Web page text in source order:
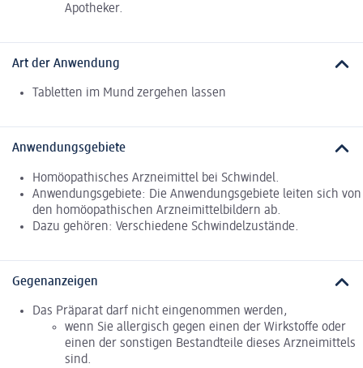
Apotheker.
Art der Anwendung
Tabletten im Mund zergehen lassen
Anwendungsgebiete
Homöopathisches Arzneimittel bei Schwindel.
Anwendungsgebiete: Die Anwendungsgebiete leiten sich von
den homöopathischen Arzneimittelbildern ab.
Dazu gehören: Verschiedene Schwindelzustände.
Gegenanzeigen
Das Präparat darf nicht eingenommen werden,
wenn Sie allergisch gegen einen der Wirkstoffe oder
einen der sonstigen Bestandteile dieses Arzneimittels
sind.